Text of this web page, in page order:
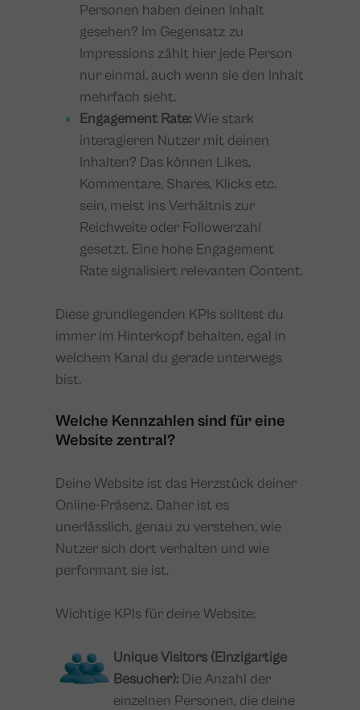
Personen haben deinen Inhalt
gesehen? Im Gegensatz zu
Impressions zählt hier jede Person
nur einmal, auch wenn sie den Inhalt
mehrfach sieht.
Engagement Rate:Wie stark
interagieren Nutzer mit deinen
Inhalten? Das können Likes,
Kommentare, Shares, Klicks etc.
sein, meist ins Verhältnis zur
Reichweite oder Followerzahl
gesetzt. Eine hohe Engagement
Rate signalisiert relevanten Content.
Diese grundlegenden KPIs solltest du
immer im Hinterkopf behalten, egal in
welchem Kanal du gerade unterwegs
bist.
Welche Kennzahlen sind für eine
Website zentral?
Deine Website ist das Herzstück deiner
Online-Präsenz. Daher ist es
unerlässlich, genau zu verstehen, wie
Nutzer sich dort verhalten und wie
performant sie ist.
Wichtige KPIs für deine Website:
Unique Visitors (Einzigartige
Besucher): Die Anzahl der
einzelnen Personen, die deine